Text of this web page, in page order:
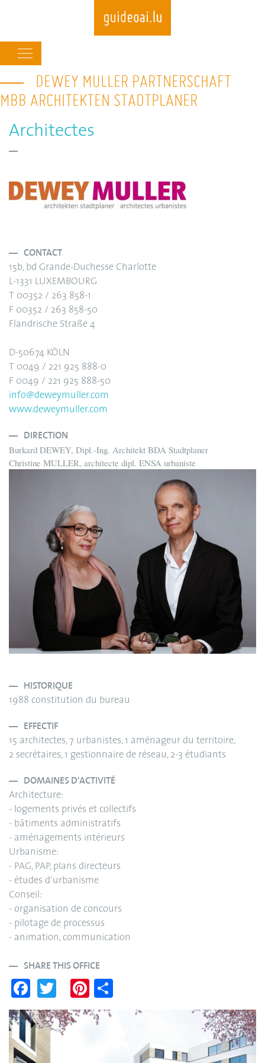
Skip
to
main
navigation
DEWEY MULLER PARTNERSCHAFT
MBB ARCHITEKTEN STADTPLANER
Architectes
CONTACT
15b, bd Grande-Duchesse Charlotte
L-1331 LUXEMBOURG
T 00352 / 263 858-1
F 00352 / 263 858-50
Flandrische Straße 4
D-50674 KÖLN
T 0049 / 221 925 888-0
F 0049 / 221 925 888-50
info@deweymuller.com
www.deweymuller.com
DIRECTION
Burkard DEWEY, Dipl.-Ing. Architekt BDA Stadtplaner
Christine MULLER, architecte dipl. ENSA urbaniste
HISTORIQUE
1988 constitution du bureau
EFFECTIF
15 architectes, 7 urbanistes, 1 aménageur du territoire,
2 secrétaires, 1 gestionnaire de réseau, 2-3 étudiants
DOMAINES D'ACTIVITÉ
Architecture:
- logements privés et collectifs
- bâtiments administratifs
- aménagements intérieurs
Urbanisme:
- PAG, PAP, plans directeurs
- études d‘urbanisme
Conseil:
- organisation de concours
- pilotage de processus
- animation, communication
SHARE THIS OFFICE
Fa
ce
bo
ok
wi
tte
r
Pi
nt
er